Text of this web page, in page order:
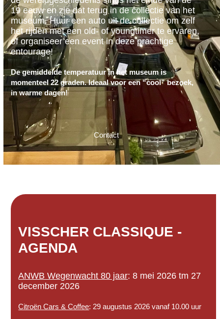
19 eeuw en zie dat terug in de collectie van het
museum. Huur een auto uit de collectie om zelf
het rijden met een old- of youngtimer te ervaren,
of organiseer een event in deze prachtige
entourage!
De gemiddelde temperatuur in het museum is
momenteel 22 graden. Ideaal voor een “cool” bezoek,
in warme dagen!
Contact
VISSCHER CLASSIQUE -
AGENDA
ANWB Wegenwacht 80 jaar: 8 mei 2026 tm 27
december 2026
Citroën Cars & Coffee: 29 augustus 2026 vanaf 10.00 uur